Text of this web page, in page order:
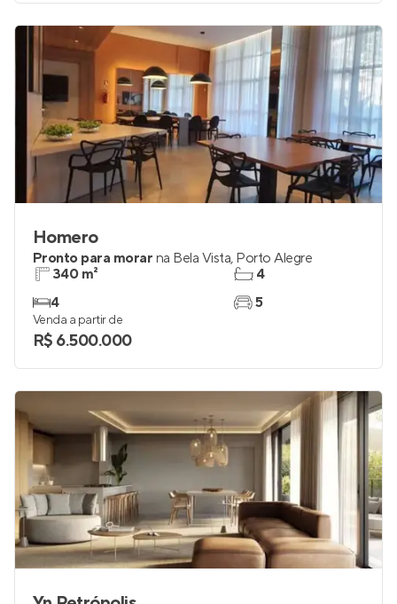
Homero
Pronto para morar na Bela Vista, Porto Alegre
340 m²
4
4
5
Venda a partir de
R$ 6.500.000